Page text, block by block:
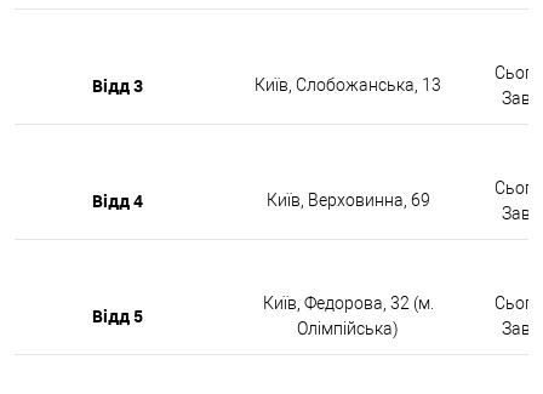
Відд 3 Київ, Слобожанська, 13
Відд 4 Київ, Верховинна, 69
Відд 5
Київ, Федорова, 32 (м.
Олімпійська)